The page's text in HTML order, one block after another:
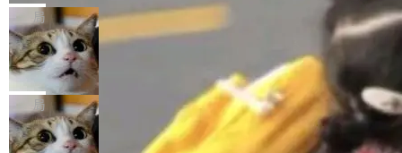
“启蒙老师”。 而今年，恰好是雷霄骅离世十周
年。FFmpeg 社区最终选择用一个大版本的名
字，留下了这份纪念。 雷霄骅曾是中国传媒大学
数字电视技术方向的博士生，长期从事视频、音
频技...
编写程序，目标是完成电商平台作者信息与商品
列表的数据匹配 —— 一项常规的数据处理任
务，最终却产生了 180 万美元的账单，实际支出
超出原定预算 860%。 更令人意外的是，该项目
最终并未成功落地，而高额算力消耗持续运行长
达 5 个月，公司直到财务对账时才察觉异常。这
意味着一个无人看管的 AI 程序，在近半年时间
e CEO Clément Delangue 在 CNBC 的采访里
没有拐弯抹角。他说中国正在赢得 AI 竞赛，而
且按目前的速度，中国 AI 工具预计在今年底或
2027 年就能追上美国前沿实验室的水平。 Dela
ngue 把原因归结为一件事：开放协作。中国的
AI 开发者在一个共享和协作的生态里加速迭代，
而美国模型厂商在"闭门造车"。他的原话是 "buil
局
当 AI agent 把源码变成了最好的扩展系
统，开发者工具必须开源
五年前，David Crawshaw 问过很多软件工程师
一个问题：你写过什么给自己用的程序？答案几
乎都是没有。工程师们整天用别人写的程序写程
序给别人用。偶尔有人自己写个博客系统、智能
局
DeepSeek Harness 宣布内测邀请，全